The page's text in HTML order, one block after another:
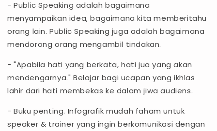
- Public Speaking adalah bagaimana
menyampaikan idea, bagaimana kita memberitahu
orang lain. Public Speaking juga adalah bagaimana
mendorong orang mengambil tindakan.
- "Apabila hati yang berkata, hati jua yang akan
mendengarnya." Belajar bagi ucapan yang ikhlas
lahir dari hati membekas ke dalam jiwa audiens.
- Buku penting. Infografik mudah faham untuk
speaker & trainer yang ingin berkomunikasi dengan